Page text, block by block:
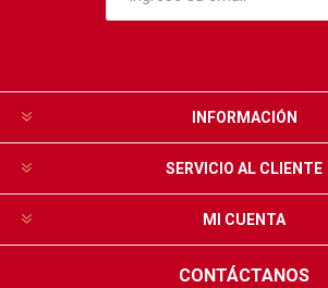
INFORMACIÓN
SERVICIO AL CLIENTE
MI CUENTA
CONTÁCTANOS